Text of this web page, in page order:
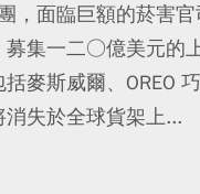
，面臨巨額的菸害
募集一二○億美元的
麥斯威爾、OREO
消失於全球貨架上...